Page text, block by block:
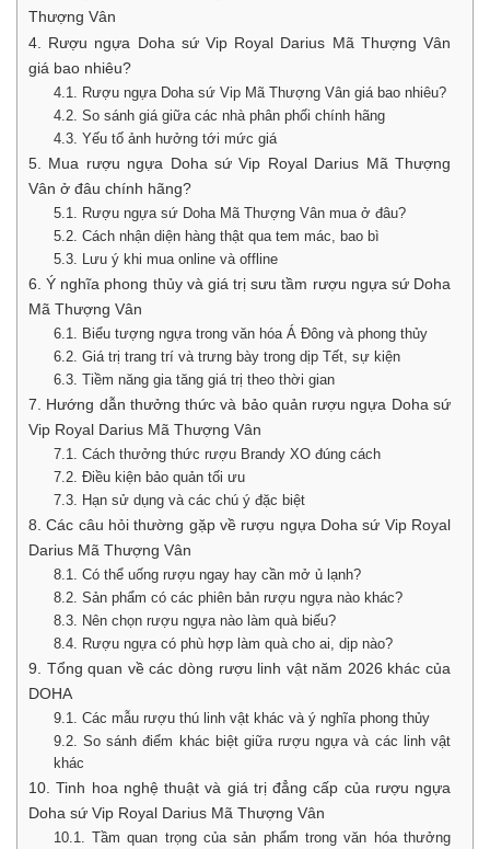
Thượng Vân
4. Rượu ngựa Doha sứ Vip Royal Darius Mã Thượng Vân
giá bao nhiêu?
4.1. Rượu ngựa Doha sứ Vip Mã Thượng Vân giá bao nhiêu?
4.2. So sánh giá giữa các nhà phân phối chính hãng
4.3. Yếu tố ảnh hưởng tới mức giá
5. Mua rượu ngựa Doha sứ Vip Royal Darius Mã Thượng
Vân ở đâu chính hãng?
5.1. Rượu ngựa sứ Doha Mã Thượng Vân mua ở đâu?
5.2. Cách nhận diện hàng thật qua tem mác, bao bì
5.3. Lưu ý khi mua online và offline
6. Ý nghĩa phong thủy và giá trị sưu tầm rượu ngựa sứ Doha
Mã Thượng Vân
6.1. Biểu tượng ngựa trong văn hóa Á Đông và phong thủy
6.2. Giá trị trang trí và trưng bày trong dịp Tết, sự kiện
6.3. Tiềm năng gia tăng giá trị theo thời gian
7. Hướng dẫn thưởng thức và bảo quản rượu ngựa Doha sứ
Vip Royal Darius Mã Thượng Vân
7.1. Cách thưởng thức rượu Brandy XO đúng cách
7.2. Điều kiện bảo quản tối ưu
7.3. Hạn sử dụng và các chú ý đặc biệt
8. Các câu hỏi thường gặp về rượu ngựa Doha sứ Vip Royal
Darius Mã Thượng Vân
8.1. Có thể uống rượu ngay hay cần mở ủ lạnh?
8.2. Sản phẩm có các phiên bản rượu ngựa nào khác?
8.3. Nên chọn rượu ngựa nào làm quà biếu?
8.4. Rượu ngựa có phù hợp làm quà cho ai, dịp nào?
9. Tổng quan về các dòng rượu linh vật năm 2026 khác của
DOHA
9.1. Các mẫu rượu thú linh vật khác và ý nghĩa phong thủy
9.2. So sánh điểm khác biệt giữa rượu ngựa và các linh vật
khác
10. Tinh hoa nghệ thuật và giá trị đẳng cấp của rượu ngựa
Doha sứ Vip Royal Darius Mã Thượng Vân
10.1. Tầm quan trọng của sản phẩm trong văn hóa thưởng